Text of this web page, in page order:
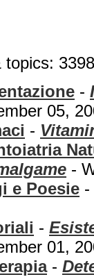
topics:
-
05,
-
-
e Poesie -
-
01,
-